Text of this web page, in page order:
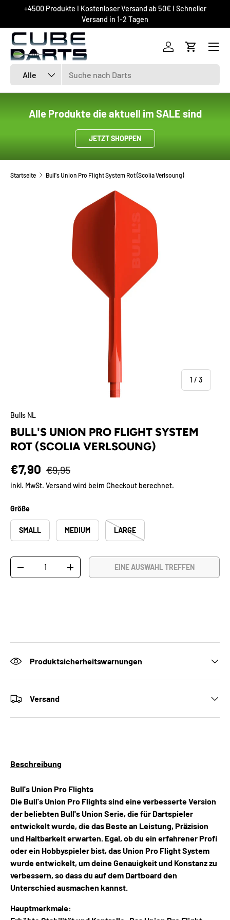
DIREKT ZUM INHALT
+4500 Produkte I Kostenloser Versand ab 50€ I Schneller
Versand in 1-2 Tagen
Alle
Einloggen
Alle Produkte die aktuell im SALE sind
JETZT SHOPPEN
Startseite Bull's Union Pro Flight System Rot (Scolia Verlsoung)
ZU PRODUKTINFORMATIONEN SPRINGEN
1 / von
3
Bulls NL
BULL'S UNION PRO FLIGHT SYSTEM
ROT (SCOLIA VERLSOUNG)
Verkaufspreis
€7,90 Normaler Preis
€9,95
inkl. MwSt. Versand wird beim Checkout berechnet.
Größe
SMALL MEDIUM LARGE
Anzahl
MENGE VERRINGERNMENGE ERHÖHENEINE AUSWAHL TREFFEN
Produktsicherheitswarnungen
Versand
Beschreibung
Bull's Union Pro Flights
Die Bull's Union Pro Flights sind eine verbesserte Version
der beliebten Bull's Union Serie, die für Dartspieler
entwickelt wurde, die das Beste an Leistung, Präzision
und Haltbarkeit erwarten. Egal, ob du ein erfahrener Profi
oder ein Hobbyspieler bist, das Union Pro Flight System
wurde entwickelt, um deine Genauigkeit und Konstanz zu
verbessern, so dass du auf dem Dartboard den
Unterschied ausmachen kannst.
Hauptmerkmale: